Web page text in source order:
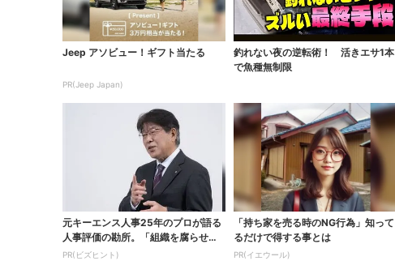
Jeep アソビュー！ギフト当たる
PR(Jeep Japan)
釣れない夜の逆転術！ 活きエサ1本
で魚種無制限
元キーエンス人事25年のプロが語る
人事評価の勘所。「組織を腐らせるN
G評価」とは...
PR(ビズヒント)
「持ち家を売る時のNG行為」知って
るだけで得する事とは
PR(イエウール)